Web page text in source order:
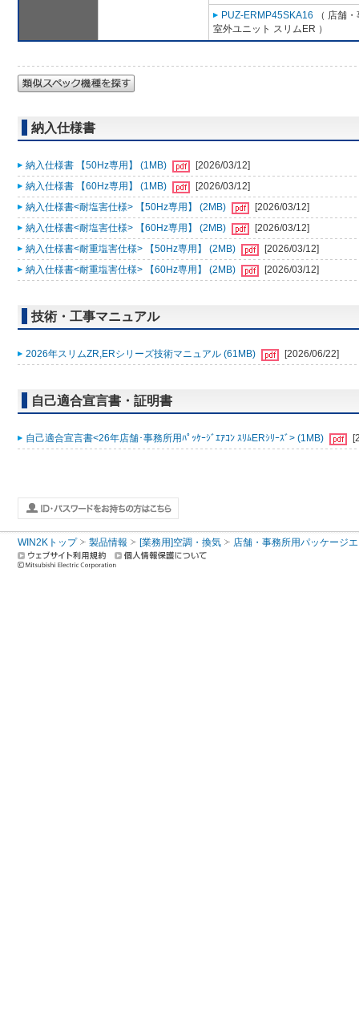
PUZ-ERMP45SKA16 （ 店舗
室外ユニット スリムER ）
納入仕様書
納入仕様書 【50Hz専用】 (1MB)
[2026/03/12]
納入仕様書 【60Hz専用】 (1MB)
[2026/03/12]
納入仕様書<耐塩害仕様> 【50Hz専用】 (2MB)
[2026/03/12]
納入仕様書<耐塩害仕様> 【60Hz専用】 (2MB)
[2026/03/12]
納入仕様書<耐重塩害仕様> 【50Hz専用】 (2MB)
[2026/03/12]
納入仕様書<耐重塩害仕様> 【60Hz専用】 (2MB)
[2026/03/12]
技術・工事マニュアル
2026年スリムZR,ERシリーズ技術マニュアル (61MB) [2026/06/22]
自己適合宣言書・証明書
自己適合宣言書<26年店舗･事務所用ﾊﾟｯｹｰｼﾞｴｱｺﾝ ｽﾘﾑERｼﾘｰｽﾞ> (1MB)
WIN2Kトップ 製品情報 [業務用]空調・換気 店舗・事務所用パッケージ